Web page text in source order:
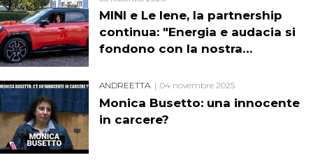
MINI e Le Iene, la partnership
continua: "Energia e audacia si
fondono con la nostra
Monica Busetto: una innocente
in carcere?
ANDREETTA 04 novembre 2025